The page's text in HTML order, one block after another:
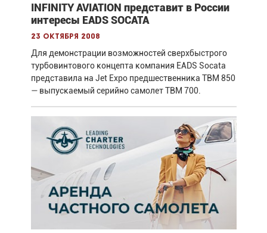
INFINITY AVIATION представит в России
интересы EADS SOCATA
23 октября 2008
Для демонстрации возможностей сверхбыстрого
турбовинтового концепта компания EADS Socata
представила на Jet Expo предшественника TBM 850
— выпускаемый серийно самолет TBM 700.